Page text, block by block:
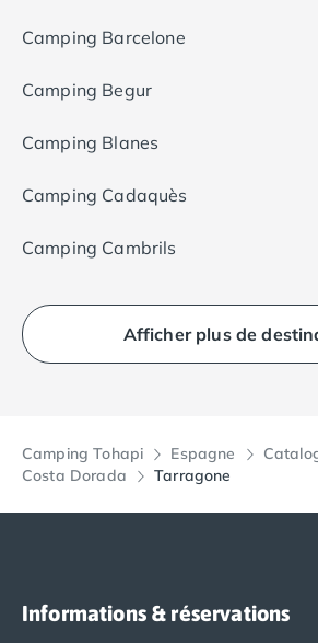
Camping Barcelone
Camping Begur
Camping Blanes
Camping Cadaquès
Camping Cambrils
Afficher plus de
Camping Tohapi Espagne
Costa Dorada
Tarragone
Informations & réservations